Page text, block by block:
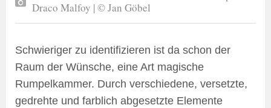
Draco Malfoy | © Jan Göbel
Schwieriger zu identifizieren ist da schon der
Raum der Wünsche, eine Art magische
Rumpelkammer. Durch verschiedene, versetzte,
gedrehte und farblich abgesetzte Elemente